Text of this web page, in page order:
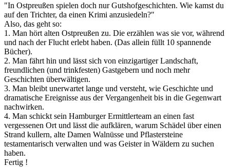
"In Ostpreußen spielen doch nur Gutshofgeschichten. Wie kamst du
auf den Trichter, da einen Krimi anzusiedeln?"
Also, das geht so:
1. Man hört alten Ostpreußen zu. Die erzählen was sie vor, während
und nach der Flucht erlebt haben. (Das allein füllt 10 spannende
Bücher).
2. Man fährt hin und lässt sich von einzigartiger Landschaft,
freundlichen (und trinkfesten) Gastgebern und noch mehr
Geschichten überwältigen.
3. Man bleibt unerwartet lange und versteht, wie Geschichte und
dramatische Ereignisse aus der Vergangenheit bis in die Gegenwart
nachwirken.
4. Man schickt sein Hamburger Ermittlerteam an einen fast
vergessenen Ort und lässt die aufklären, warum Schädel über einen
Strand kullern, alte Damen Walnüsse und Pflastersteine
testamentarisch verwalten und was Geister in Wäldern zu suchen
haben.
Fertig !